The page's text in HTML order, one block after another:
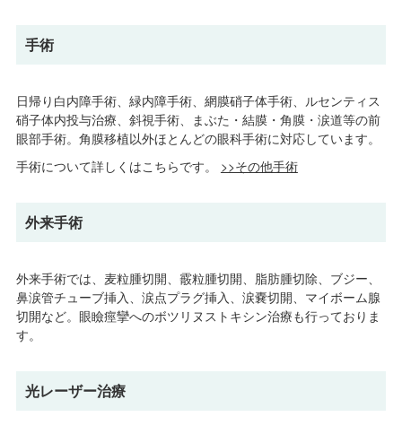
手術
日帰り白内障手術、緑内障手術、網膜硝子体手術、ルセンティス
硝子体内投与治療、斜視手術、まぶた・結膜・角膜・涙道等の前
眼部手術。角膜移植以外ほとんどの眼科手術に対応しています。
手術について詳しくはこちらです。 >>その他手術
外来手術
外来手術では、麦粒腫切開、霰粒腫切開、脂肪腫切除、ブジー、
鼻涙管チューブ挿入、涙点プラグ挿入、涙嚢切開、マイボーム腺
切開など。眼瞼痙攣へのボツリヌストキシン治療も行っておりま
す。
光レーザー治療